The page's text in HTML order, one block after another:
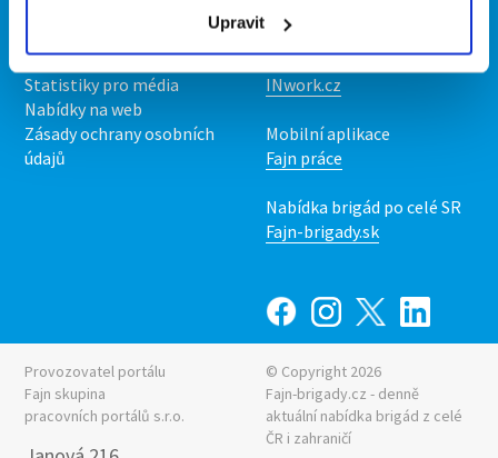
Upravit
Upravit předvolby cookies
Statistiky pro média
Nabídky na web
Zásady ochrany osobních
údajů
Nabídka práce z celé ČR
INwork.cz
Mobilní aplikace
Fajn práce
Nabídka brigád po celé SR
Fajn-brigady.sk
Provozovatel portálu
Fajn skupina
pracovních portálů s.r.o.
© Copyright 2026
Fajn-brigady.cz - denně
aktuální nabídka brigád z celé
ČR i zahraničí